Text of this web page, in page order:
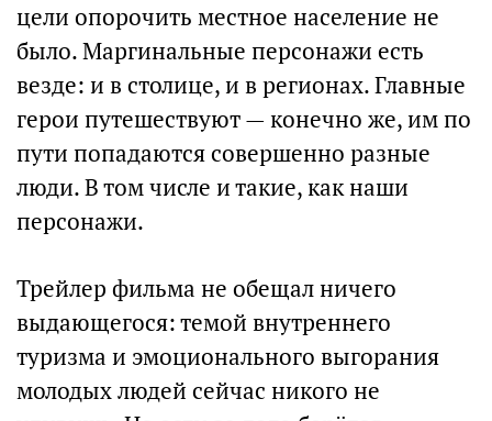
цели опорочить местное население не
было. Маргинальные персонажи есть
везде: и в столице, и в регионах. Главные
герои путешествуют — конечно же, им по
пути попадаются совершенно разные
люди. В том числе и такие, как наши
персонажи.
Трейлер фильма не обещал ничего
выдающегося: темой внутреннего
туризма и эмоционального выгорания
молодых людей сейчас никого не